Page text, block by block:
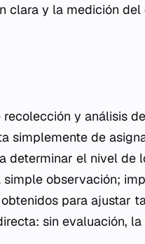
clara y la medición del
y análisis
simplemente de
determinar el nivel de
observación;
para ajustar
sin evaluación,